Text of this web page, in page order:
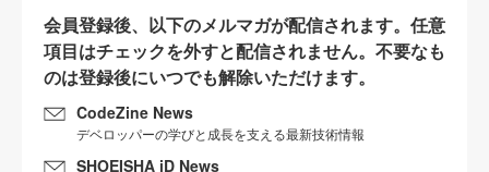
会員登録後、以下のメルマガが配信されます。任意
項目はチェックを外すと配信されません。不要なも
のは登録後にいつでも解除いただけます。
CodeZine News
デベロッパーの学びと成長を支える最新技術情報
SHOEISHA iD News